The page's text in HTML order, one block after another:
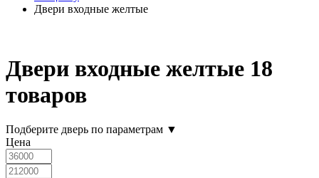
Двери входные желтые
Двери входные желтые 18
товаров
Подберите дверь по параметрам ▼
Цена